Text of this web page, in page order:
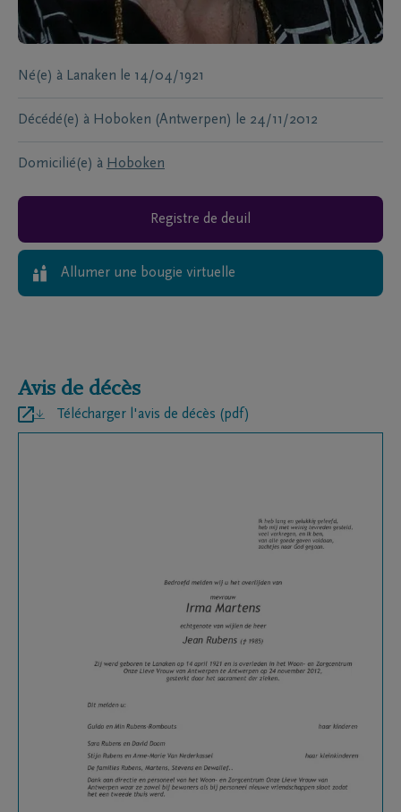
Né(e) à Lanaken le 14/04/1921
Décédé(e) à Hoboken (Antwerpen) le 24/11/2012
Domicilié(e) à Hoboken
Registre de deuil
Allumer une bougie virtuelle
Avis de décès
Télécharger l'avis de décès (pdf)